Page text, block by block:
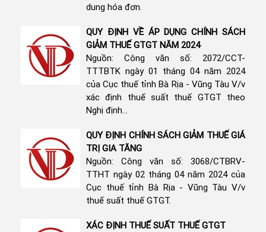
dung hóa đơn.
QUY ĐỊNH VỀ ÁP DỤNG CHÍNH SÁCH
GIẢM THUẾ GTGT NĂM 2024
Nguồn: Công văn số: 2072/CCT-
TTTBTK ngày 01 tháng 04 năm 2024
của Cục thuế tỉnh Bà Rịa - Vũng Tàu V/v
xác định thuế suất thuế GTGT theo
Nghị định...
QUY ĐỊNH CHÍNH SÁCH GIẢM THUẾ GIÁ
TRỊ GIA TĂNG
Nguồn: Công văn số: 3068/CTBRV-
TTHT ngày 02 tháng 04 năm 2024 của
Cục thuế tỉnh Bà Rịa - Vũng Tàu V/v
thuế suất thuế GTGT.
XÁC ĐỊNH THUẾ SUẤT THUẾ GTGT